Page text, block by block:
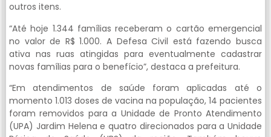
outros itens.
“Até hoje 1.344 famílias receberam o cartão emergencial
no valor de R$ 1.000. A Defesa Civil está fazendo busca
ativa nas ruas atingidas para eventualmente cadastrar
novas famílias para o benefício”, destaca a prefeitura.
“Em atendimentos de saúde foram aplicadas até o
momento 1.013 doses de vacina na população, 14 pacientes
foram removidos para a Unidade de Pronto Atendimento
(UPA) Jardim Helena e quatro direcionados para a Unidade